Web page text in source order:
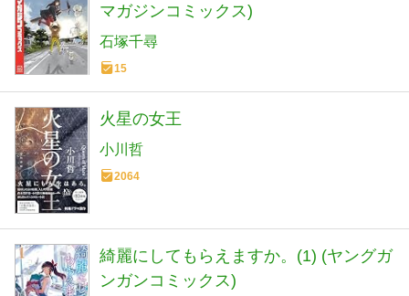
マガジンコミックス)
石塚千尋
15
火星の女王
小川哲
2064
綺麗にしてもらえますか。(1) (ヤングガ
ンガンコミックス)